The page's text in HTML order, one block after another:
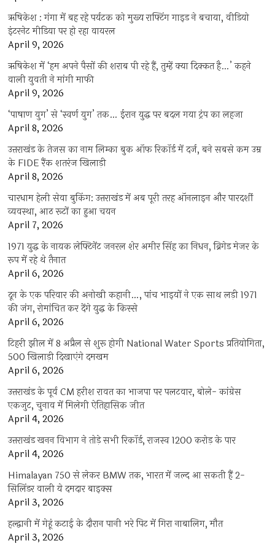
ऋषिकेश : गंगा में बह रहे पर्यटक को मुख्य राफ्टिंग गाइड ने बचाया, वीडियो
इंटरनेट मीडिया पर हो रहा वायरल
April 9, 2026
ऋषिकेश में ‘हम अपने पैसों की शराब पी रहे हैं, तुम्हें क्या दिक्कत है…’ कहने
वाली युवती ने मांगी माफी
April 9, 2026
‘पाषाण युग’ से ‘स्वर्ण युग’ तक… ईरान युद्ध पर बदल गया ट्रंप का लहजा
April 8, 2026
उत्तराखंड के तेजस का नाम लिम्का बुक ऑफ रिकॉर्ड में दर्ज, बने सबसे कम उम्र
के FIDE रैंक शतरंज खिलाड़ी
April 8, 2026
चारधाम हेली सेवा बुकिंग: उत्तराखंड में अब पूरी तरह ऑनलाइन और पारदर्शी
व्यवस्था, आठ रूटों का हुआ चयन
April 7, 2026
1971 युद्ध के नायक लेफ्टिनेंट जनरल शेर अमीर सिंह का निधन, ब्रिगेड मेजर के
रूप में रहे थे तैनात
April 6, 2026
दून के एक परिवार की अनोखी कहानी…, पांच भाइयों ने एक साथ लड़ी 1971
की जंग, रोमांचित कर देंगे युद्ध के किस्से
April 6, 2026
टिहरी झील में 8 अप्रैल से शुरू होगी National Water Sports प्रतियोगिता,
500 खिलाड़ी दिखाएंगे दमखम
April 6, 2026
उत्तराखंड के पूर्व CM हरीश रावत का भाजपा पर पलटवार, बोले- कांग्रेस
एकजुट, चुनाव में मिलेगी ऐतिहासिक जीत
April 4, 2026
उत्तराखंड खनन विभाग ने तोड़े सभी रिकॉर्ड, राजस्व 1200 करोड़ के पार
April 4, 2026
Himalayan 750 से लेकर BMW तक, भारत में जल्द आ सकती हैं 2-
सिलिंडर वाली ये दमदार बाइक्स
April 3, 2026
हल्द्वानी में गेहूं कटाई के दौरान पानी भरे पिट में गिरा नाबालिग, मौत
April 3, 2026